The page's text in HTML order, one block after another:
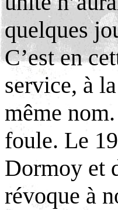
quelques
C’est en
service, à
même
foule. Le 19
Dormoy et
révoque à